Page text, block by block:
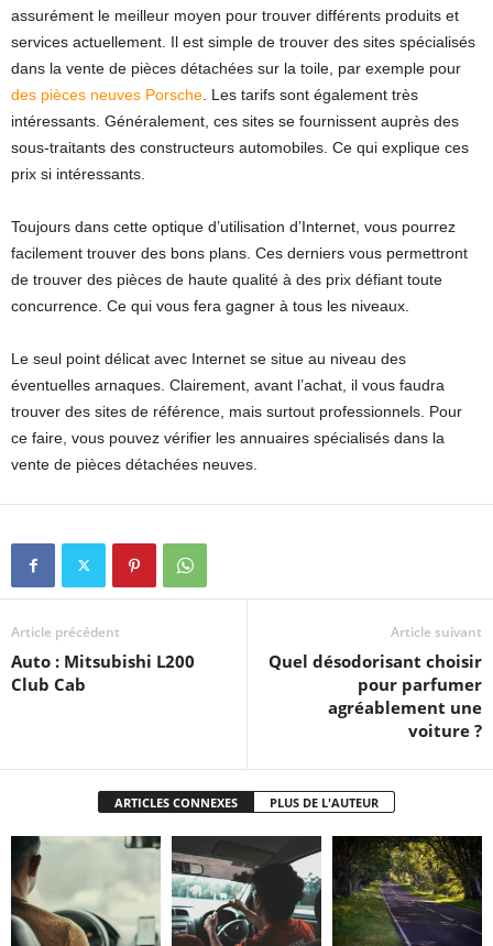
assurément le meilleur moyen pour trouver différents produits et
services actuellement. Il est simple de trouver des sites spécialisés
dans la vente de pièces détachées sur la toile, par exemple pour
des pièces neuves Porsche. Les tarifs sont également très
intéressants. Généralement, ces sites se fournissent auprès des
sous-traitants des constructeurs automobiles. Ce qui explique ces
prix si intéressants.
Toujours dans cette optique d’utilisation d’Internet, vous pourrez
facilement trouver des bons plans. Ces derniers vous permettront
de trouver des pièces de haute qualité à des prix défiant toute
concurrence. Ce qui vous fera gagner à tous les niveaux.
Le seul point délicat avec Internet se situe au niveau des
éventuelles arnaques. Clairement, avant l’achat, il vous faudra
trouver des sites de référence, mais surtout professionnels. Pour
ce faire, vous pouvez vérifier les annuaires spécialisés dans la
vente de pièces détachées neuves.
Article précédent
Auto : Mitsubishi L200
Club Cab
Article suivant
Quel désodorisant choisir
pour parfumer
agréablement une
voiture ?
ARTICLES CONNEXES PLUS DE L'AUTEUR